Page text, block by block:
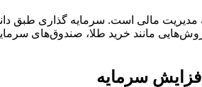
مانند خرید طلا، صندوق‌های
سرمایه